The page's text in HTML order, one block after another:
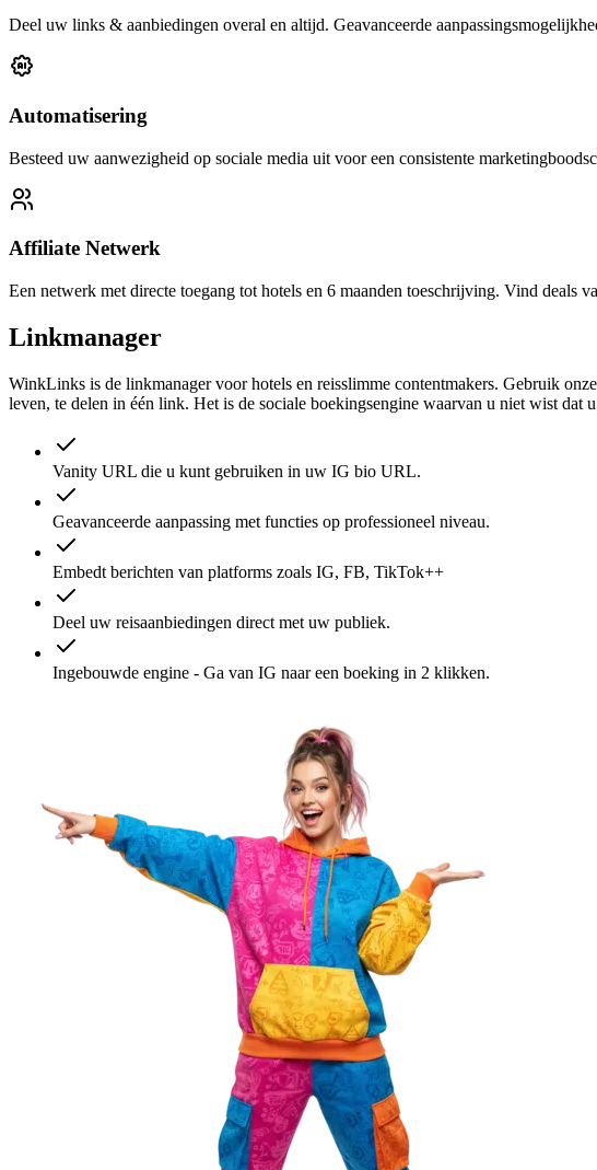
Deel uw links & aanbiedingen overal en altijd. Geavanceerde
Automatisering
Besteed uw aanwezigheid op sociale media uit voor een consistente
Affiliate Netwerk
Een netwerk met directe toegang tot hotels en 6 maanden toeschrijving. Vind deals
Linkmanager
WinkLinks is de linkmanager voor hotels en reisslimme contentmakers. Gebruik
leven, te delen in één link. Het is de sociale boekingsengine waarvan u niet wist dat
Vanity URL die u kunt gebruiken in uw IG bio URL.
Geavanceerde aanpassing met functies op professioneel niveau.
Embedt berichten van platforms zoals IG, FB, TikTok++
Deel uw reisaanbiedingen direct met uw publiek.
Ingebouwde engine - Ga van IG naar een boeking in 2 klikken.